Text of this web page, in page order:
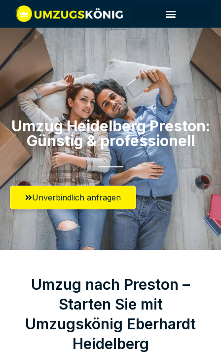
Umzug Heidelberg​ Preston:
Günstig & professionell​
Unverbindlich anfragen
Umzug nach Preston –
Starten Sie mit
Umzugskönig Eberhardt
Heidelberg